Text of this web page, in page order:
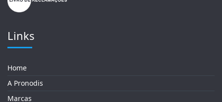
Links
Home
A Pronodis
Marcas